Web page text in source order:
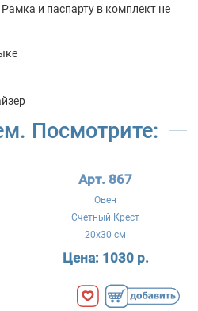
Рамка и паспарту в комплект не
Посмотрите:
Арт. 867
Овен
Счетный Крест
20x30 см
Цена: 1030 р.